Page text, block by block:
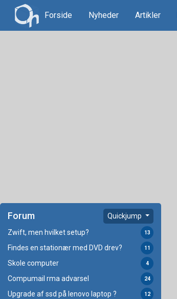
Forside Nyheder Artikler
Forum Quickjump
Zwift, men hvilket setup? 13
Findes en stationær med DVD drev? 11
Skole computer 4
Compumail rma advarsel 24
Upgrade af ssd på lenovo laptop ? 12